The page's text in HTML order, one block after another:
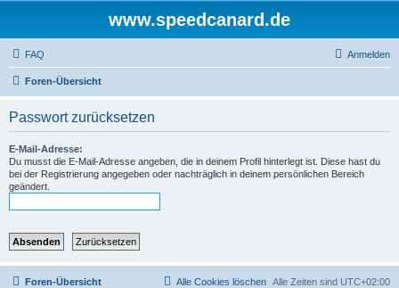
www.speedcanard.de
FAQ Anmelden
Foren-Übersicht
Passwort zurücksetzen
E-Mail-Adresse:
Du musst die E-Mail-Adresse angeben, die in deinem Profil hinterlegt ist. Diese hast du
bei der Registrierung angegeben oder nachträglich in deinem persönlichen Bereich
geändert.
Foren-Übersicht Alle Zeiten sind UTC+02:00
Alle Cookies löschen